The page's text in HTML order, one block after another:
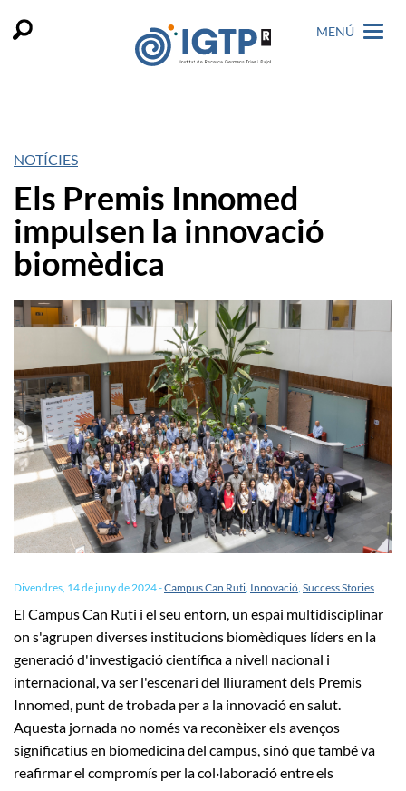
MENÚ
NOTÍCIES
Els Premis Innomed
impulsen la innovació
biomèdica
Divendres, 14 de juny de 2024-Campus Can Ruti, Innovació, Success Stories
El Campus Can Ruti i el seu entorn, un espai multidisciplinar
on s'agrupen diverses institucions biomèdiques líders en la
generació d'investigació científica a nivell nacional i
internacional, va ser l'escenari del lliurament dels Premis
Innomed, punt de trobada per a la innovació en salut.
Aquesta jornada no només va reconèixer els avenços
significatius en biomedicina del campus, sinó que també va
reafirmar el compromís per la col·laboració entre els